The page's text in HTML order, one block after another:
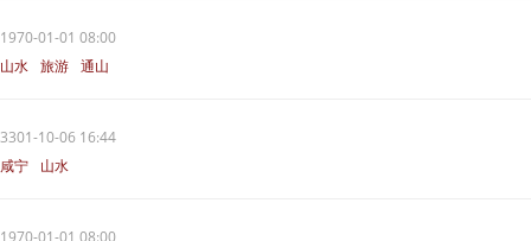
1970-01-01 08:00
山水 旅游 通山
3301-10-06 16:44
咸宁
山水
1970-01-01 08:00